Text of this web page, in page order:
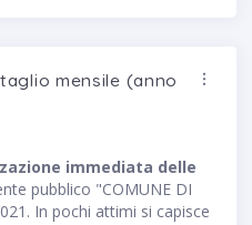
mensile (anno
immediata delle
pubblico "COMUNE DI
In pochi attimi si capisce